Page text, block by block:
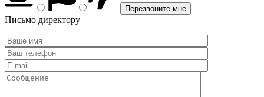
Письмо директору